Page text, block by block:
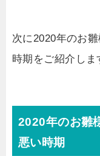
次に2020年のお
時期をご紹介しま
2020年のお雛
悪い時期